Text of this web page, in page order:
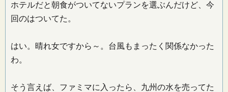
ホテルだと朝食がついてないプランを選ぶんだけど、今
回のはついてた。
はい。晴れ女ですから～。台風もまったく関係なかった
わ。
そう言えば、ファミマに入ったら、九州の水を売ってた